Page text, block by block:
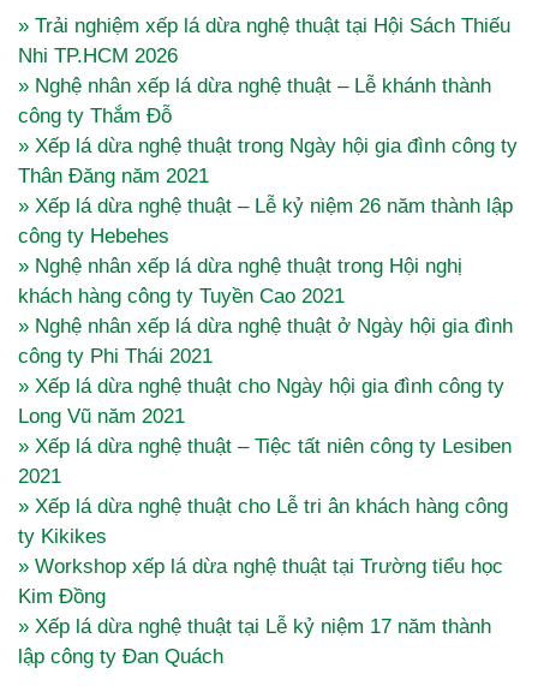
» Trải nghiệm xếp lá dừa nghệ thuật tại Hội Sách Thiếu
Nhi TP.HCM 2026
» Nghệ nhân xếp lá dừa nghệ thuật – Lễ khánh thành
công ty Thắm Đỗ
» Xếp lá dừa nghệ thuật trong Ngày hội gia đình công ty
Thân Đăng năm 2021
» Xếp lá dừa nghệ thuật – Lễ kỷ niệm 26 năm thành lập
công ty Hebehes
» Nghệ nhân xếp lá dừa nghệ thuật trong Hội nghị
khách hàng công ty Tuyền Cao 2021
» Nghệ nhân xếp lá dừa nghệ thuật ở Ngày hội gia đình
công ty Phi Thái 2021
» Xếp lá dừa nghệ thuật cho Ngày hội gia đình công ty
Long Vũ năm 2021
» Xếp lá dừa nghệ thuật – Tiệc tất niên công ty Lesiben
2021
» Xếp lá dừa nghệ thuật cho Lễ tri ân khách hàng công
ty Kikikes
» Workshop xếp lá dừa nghệ thuật tại Trường tiểu học
Kim Đồng
» Xếp lá dừa nghệ thuật tại Lễ kỷ niệm 17 năm thành
lập công ty Đan Quách